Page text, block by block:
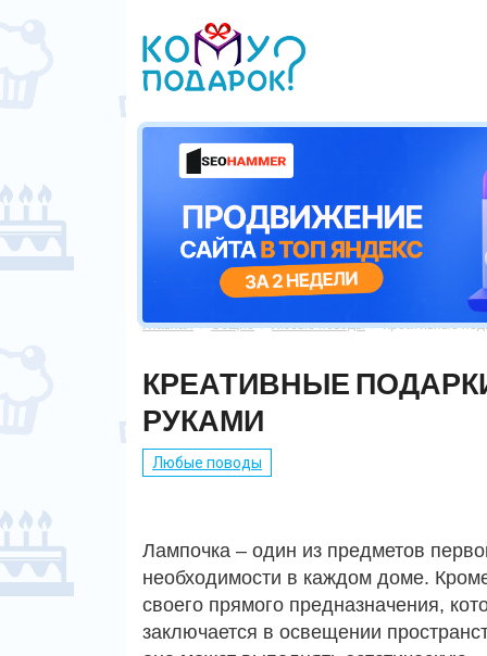
Главная  Общие  Любые поводы  Креативные
КРЕАТИВНЫЕ
РУКАМИ
Любые поводы
Лампочка – один из предметов
необходимости в каждом доме.
своего прямого предназначения,
заключается в освещении